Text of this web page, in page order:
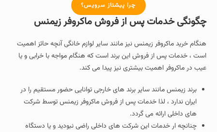
چرا پیشتاز سرویس؟
چگونگی خدمات پس از فروش ماکروفر زیمنس
هنگام خرید ماکروفر زیمنس نیز مانند سایر لوازم خانگی آنچه حائز اهمیت
است ، خدمات پس از فروش این برند است که هنگام مواجه با خرابی و یا
عیب در ماکروفر اهمیت بیشتری نیز پیدا می کند.
برند زیمنس مانند سایر برند های خارجی توانایی حضور مستقیم را در
ایران ندارد ، لذا خدمات پس از فروش ماکروفر زیمنس توسط شرکت
های داخلی ارائه می گردد.
چنانچه ار خدمات این شرکت های داخلی راضی نبودید و یا دستگاه